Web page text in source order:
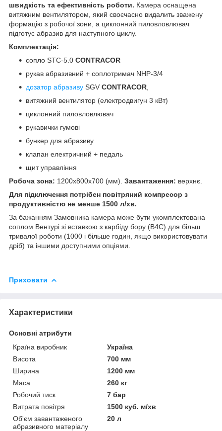
швидкість та ефективність роботи. Камера оснащена
витяжним вентилятором, який своєчасно видалить зважену
формацію з робочої зони, а циклонний пиловловлювач
підготує абразив для наступного циклу.
Комплектація:
сопло STC-5.0 CONTRACOR
рукав абразивний + соплотримач NHP-3/4
дозатор абразиву SGV CONTRACOR
витяжний вентилятор (електродвигун 3 кВт)
циклонний пиловловлювач
рукавички гумові
бункер для абразиву
клапан електричний + педаль
щит управління
Робоча зона: 1200х800х700 (мм). Завантаження: верхнє.
Для підключення потрібен повітряний компресор з
продуктивністю не менше 1500 л/хв.
За бажанням Замовника камера може бути укомплектована
соплом Вентурі зі вставкою з карбіду бору (В4С) для більш
тривалої роботи (1000 і більше годин, якщо використовувати
дріб) та іншими доступними опціями.
Приховати
Характеристики
Основні атрибути
Країна виробник
Україна
Висота
700 мм
Ширина
1200 мм
Маса
260 кг
Робочий тиск
7 бар
Витрата повітря
1500 куб. м/хв
Об'єм завантаженого
абразивного матеріалу
20 л